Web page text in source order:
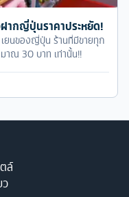
ากญี่ปุ่นราคาประหยัด!
ยนของญี่ปุ่น ร้านที่มีขายทุก
าณ 30 บาท เท่านั้น!!
ล์